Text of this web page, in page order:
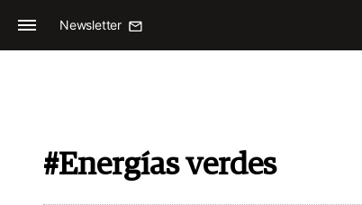
Newsletter
#Energías verdes